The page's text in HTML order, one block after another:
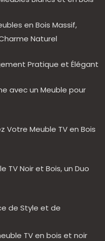
en Bois Massif,
Naturel
Pratique et Élégant
avec un Meuble pour
Votre Meuble TV en Bois
TV Noir et Bois, un Duo
de Style et de
TV en bois et noir